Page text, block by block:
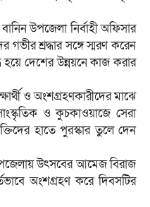
উপজেলা নির্বাহী অফিসার
গভীর শ্রদ্ধার সঙ্গে স্মরণ করেন
হয়ে দেশের উন্নয়নে কাজ করার
ও অংশগ্রহণকারীদের মাঝে
ও কুচকাওয়াজে সেরা
হাতে পুরস্কার তুলে দেন
উৎসবের আমেজ বিরাজ
অংশগ্রহণ করে দিবসটির